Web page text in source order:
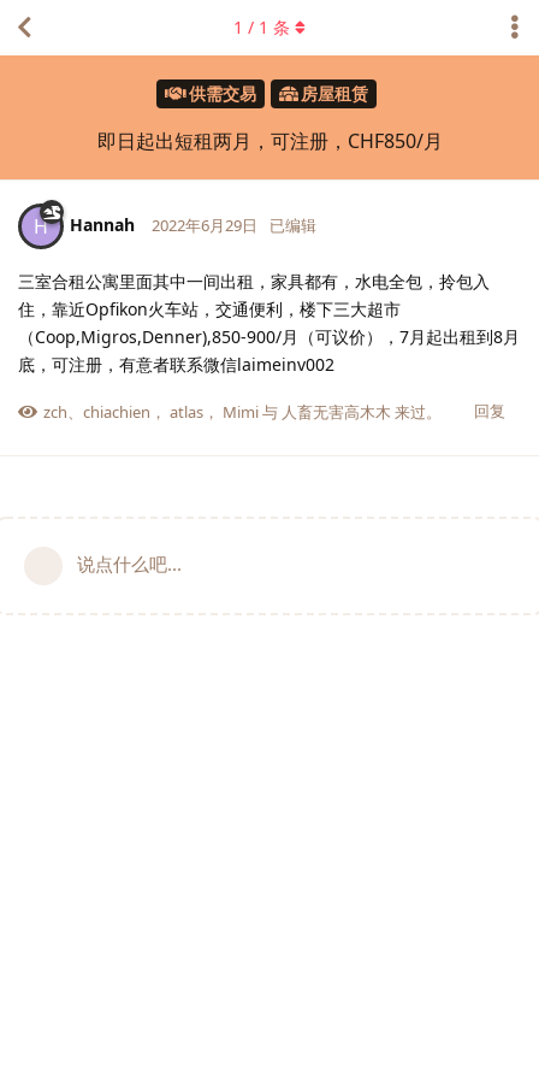
供需交易 房屋租赁
即日起出短租两月，可注册，CHF850/月
1 / 1 条
H Hannah 2022年6月29日 已编辑
三室合租公寓里面其中一间出租，家具都有，水电全包，拎包入
住，靠近Opfikon火车站，交通便利，楼下三大超市
（Coop,Migros,Denner),850-900/月（可议价），7月起出租到8月
底，可注册，有意者联系微信laimeinv002
回复
zch、 chiachien ， atlas ， Mimi与 人畜无害高木木 来过。
说点什么吧...